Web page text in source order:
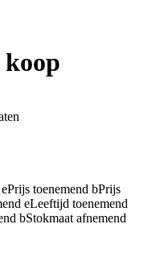
ePrijs toenemend bPrijs
eLeeftijd toenemend
bStokmaat afnemend